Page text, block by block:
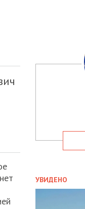
УВИДЕНО
ЗАТРИМАЛА